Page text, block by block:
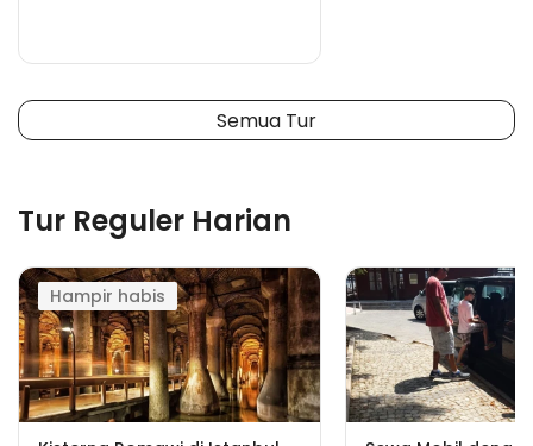
Semua Tur
Tur Reguler Harian
Hampir habis